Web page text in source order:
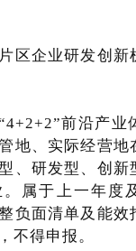
区企业研发创新
前沿产业
地、实际经营地
、研发型、创新
属于上一年度
负面清单及能
不得申报。